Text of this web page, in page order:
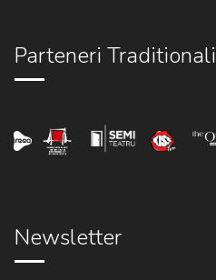
Parteneri Traditionali
Newsletter